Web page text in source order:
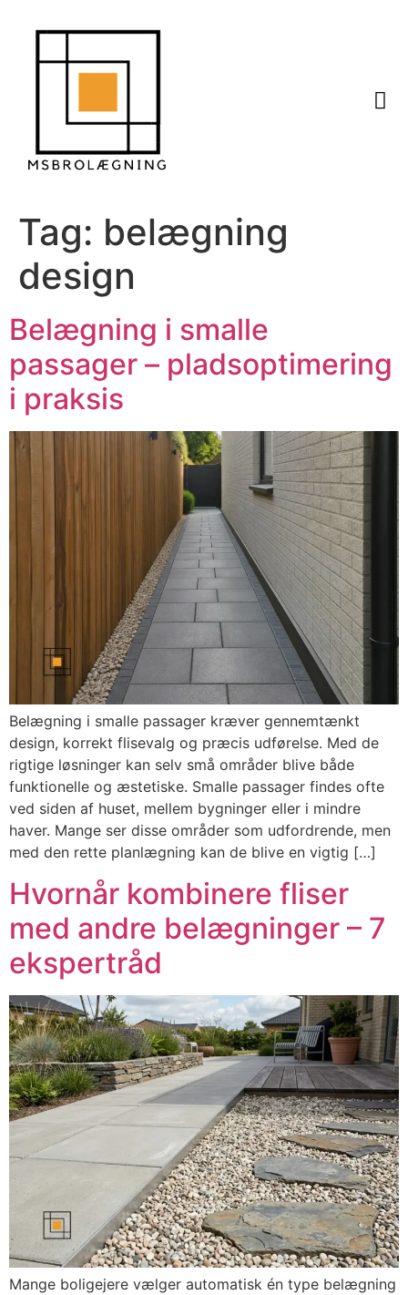
Tag: belægning
design
Belægning i smalle
passager – pladsoptimering
i praksis
Belægning i smalle passager kræver gennemtænkt
design, korrekt flisevalg og præcis udførelse. Med de
rigtige løsninger kan selv små områder blive både
funktionelle og æstetiske. Smalle passager findes ofte
ved siden af huset, mellem bygninger eller i mindre
haver. Mange ser disse områder som udfordrende, men
med den rette planlægning kan de blive en vigtig […]
Hvornår kombinere fliser
med andre belægninger – 7
ekspertråd
Mange boligejere vælger automatisk én type belægning